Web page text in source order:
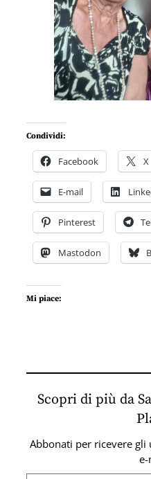
Condividi:
Facebook X
E-mail
Pinterest
Mastodon
Mi piace:
Scopri di più da
Abbonati per ricevere
e-
Digita la tua e-mail...